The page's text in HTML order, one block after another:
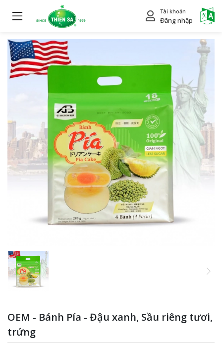
Tài khoản
Đăng nhập
OEM - Bánh Pía - Đậu xanh, Sầu riêng tươi,
trứng